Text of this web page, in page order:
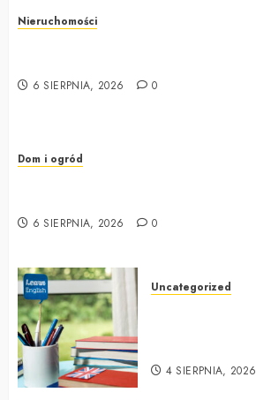
Nieruchomości
6 SIERPNIA, 2026 0
Dom i ogród
6 SIERPNIA, 2026 0
Uncategorized
4 SIERPNIA, 2026